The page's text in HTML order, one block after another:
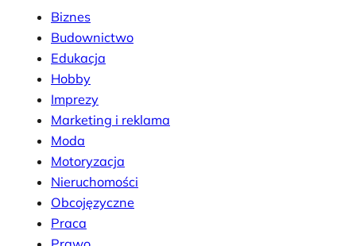
Biznes
Budownictwo
Edukacja
Hobby
Imprezy
Marketing i reklama
Moda
Motoryzacja
Nieruchomości
Obcojęzyczne
Praca